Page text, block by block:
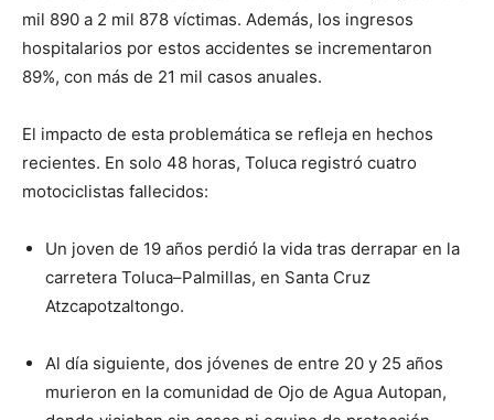
mil 890 a 2 mil 878 víctimas. Además, los ingresos
hospitalarios por estos accidentes se incrementaron
89%, con más de 21 mil casos anuales.
El impacto de esta problemática se refleja en hechos
recientes. En solo 48 horas, Toluca registró cuatro
motociclistas fallecidos:
Un joven de 19 años perdió la vida tras derrapar en la
carretera Toluca–Palmillas, en Santa Cruz
Atzcapotzaltongo.
Al día siguiente, dos jóvenes de entre 20 y 25 años
murieron en la comunidad de Ojo de Agua Autopan,